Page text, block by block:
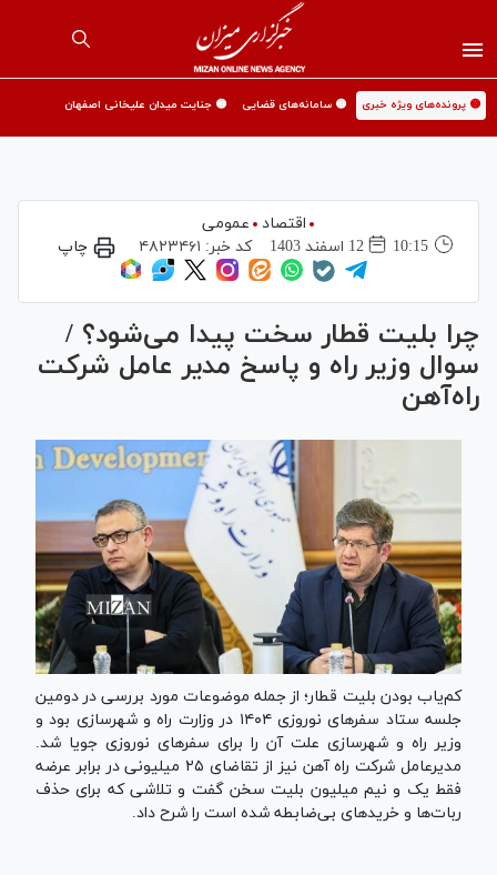
🟡 پرونده‌های ویژه خبری 🟡 سامانه‌های قضایی 🟡 جنایت میدان علیخانی اصفهان
اقتصاد
عمومی
10:15
12 اسفند 1403 کد خبر: ۴۸۲۳۴۶۱ چاپ
چرا بلیت قطار سخت پیدا می‌شود؟ /
سوال وزیر راه و پاسخ مدیر عامل شرکت
راه‌آهن
کم‌یاب بودن بلیت قطار؛ از جمله موضوعات مورد بررسی در دومین
جلسه ستاد سفر‌های نوروزی ۱۴۰۴ در وزارت راه و شهرسازی بود و
وزیر راه و شهرسازی علت آن را برای سفر‌های نوروزی جویا شد.
مدیرعامل شرکت راه آهن نیز از تقاضای ۲۵ میلیونی در برابر عرضه
فقط یک و نیم میلیون بلیت سخن گفت و تلاشی که برای حذف
ربات‌ها و خرید‌های بی‌ضابطه شده است را شرح داد.